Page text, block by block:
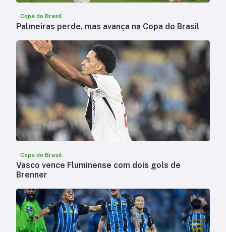
Copa do Brasil
Palmeiras perde, mas avança na Copa do Brasil
Copa do Brasil
Vasco vence Fluminense com dois gols de
Brenner